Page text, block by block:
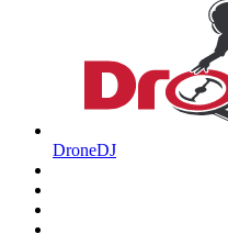
DroneDJ